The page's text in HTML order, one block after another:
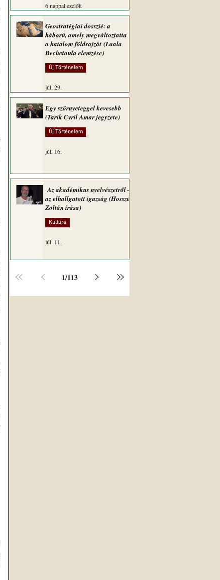
6 nappal ezelőtt
Geostratégiai dosszié: a
háború, amely megváltoztatta
a hatalom földrajzát (Laala
Bechetoula elemzése)
Új Történelem
júl. 29.
Egy szörnyeteggel kevesebb
(Tarik Cyril Amar jegyzete)
Új Történelem
júl. 16.
Az akadémikus nyelvészetről –
az elhallgatott igazság (Hosszú
Zoltán írása)
Kultúra
júl. 11.
1/113